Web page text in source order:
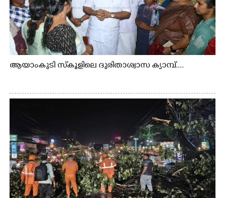
ആയാംകുടി സ്‌കൂളിലെ ദുരിതാശ്വാസ ക്യാമ്പ്....